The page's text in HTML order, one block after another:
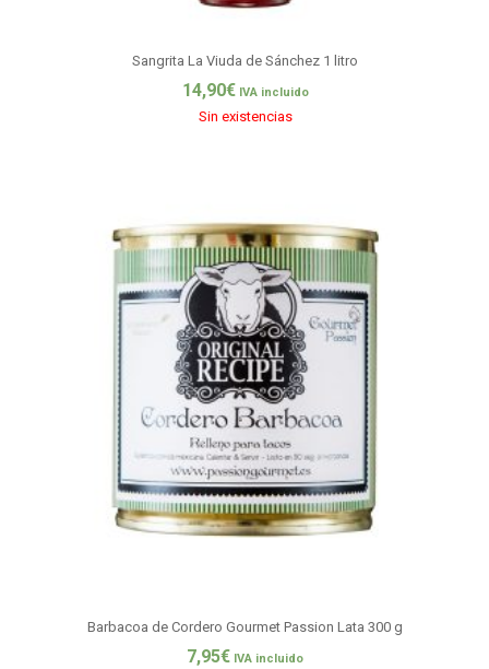
Sangrita La Viuda de Sánchez 1 litro
14,90€ IVA incluido
Sin existencias
Barbacoa de Cordero Gourmet Passion Lata 300 g
7,95€ IVA incluido